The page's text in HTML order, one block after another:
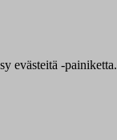
evästeitä -painiketta.